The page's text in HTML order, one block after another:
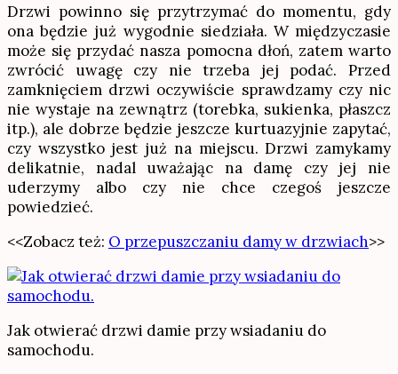
Drzwi powinno się przytrzymać do momentu, gdy
ona będzie już wygodnie siedziała. W międzyczasie
może się przydać nasza pomocna dłoń, zatem warto
zwrócić uwagę czy nie trzeba jej podać. Przed
zamknięciem drzwi oczywiście sprawdzamy czy nic
nie wystaje na zewnątrz (torebka, sukienka, płaszcz
itp.), ale dobrze będzie jeszcze kurtuazyjnie zapytać,
czy wszystko jest już na miejscu. Drzwi zamykamy
delikatnie, nadal uważając na damę czy jej nie
uderzymy albo czy nie chce czegoś jeszcze
powiedzieć.
<<Zobacz też: O przepuszczaniu damy w drzwiach>>
Jak otwierać drzwi damie przy wsiadaniu do
samochodu.